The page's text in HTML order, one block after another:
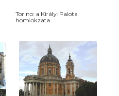
Torino: a Királyi Palota
homlokzata